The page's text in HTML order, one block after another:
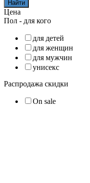
Найти
Цена
Пол - для кого
для детей
для женщин
для мужчин
унисекс
Распродажа скидки
On sale